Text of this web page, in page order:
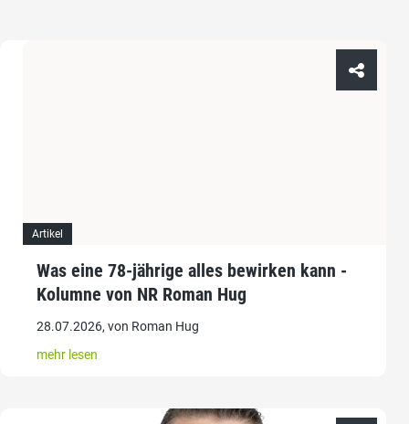
Artikel
Was eine 78-jährige alles bewirken kann -
Kolumne von NR Roman Hug
28.07.2026, von Roman Hug
mehr lesen